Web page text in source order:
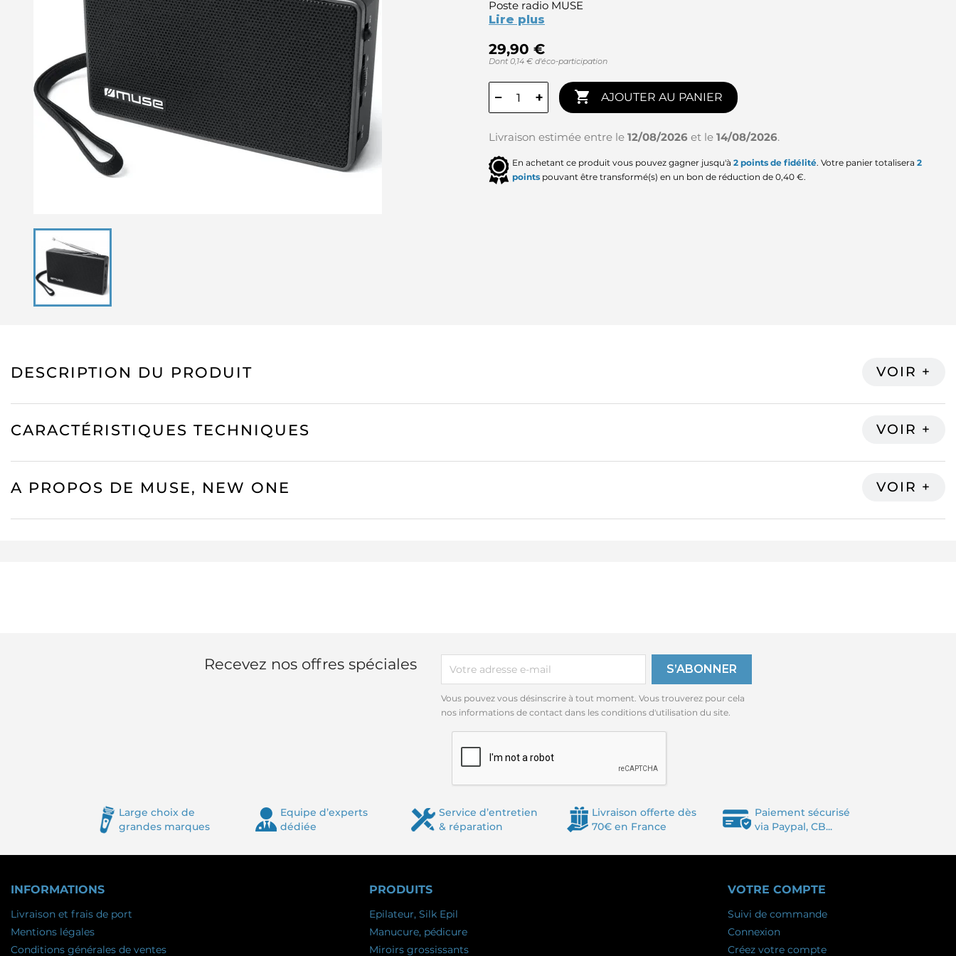
Poste radio MUSE
Lire plus
29,90 €
Dont 0,14 € d'éco-participation
− +  AJOUTER AU PANIER
Livraison estimée entre le 12/08/2026 et le 14/08/2026.
En achetant ce produit vous pouvez gagner jusqu'à 2 points de fidélité. Votre panier totalisera 2
points pouvant être transformé(s) en un bon de réduction de 0,40 €.
DESCRIPTION DU PRODUIT
CARACTÉRISTIQUES TECHNIQUES
A PROPOS DE MUSE, NEW ONE
Recevez nos offres spéciales
Vous pouvez vous désinscrire à tout moment. Vous trouverez pour cela
nos informations de contact dans les conditions d'utilisation du site.
Large choix de
grandes marques
Equipe d’experts
dédiée
Service d’entretien
& réparation
Livraison offerte dès
70€ en France
Paiement sécurisé
via Paypal, CB...
INFORMATIONS
Livraison et frais de port
Mentions légales
Conditions générales de ventes
PRODUITS
Epilateur, Silk Epil
Manucure, pédicure
Miroirs grossissants
VOTRE COMPTE
Suivi de commande
Connexion
Créez votre compte